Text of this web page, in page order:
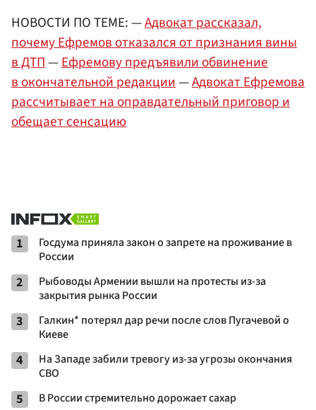
НОВОСТИ ПО ТЕМЕ: —Адвокат рассказал,
почему Ефремов отказался от признания вины
в ДТП—Ефремову предъявили обвинение
в окончательной редакции—Адвокат Ефремова
рассчитывает на оправдательный приговор и
обещает сенсацию
1
Госдума приняла закон о запрете на проживание в
России
2
Рыбоводы Армении вышли на протесты из-за
закрытия рынка России
3
Галкин* потерял дар речи после слов Пугачевой о
Киеве
4
На Западе забили тревогу из-за угрозы окончания
СВО
5 В России стремительно дорожает сахар